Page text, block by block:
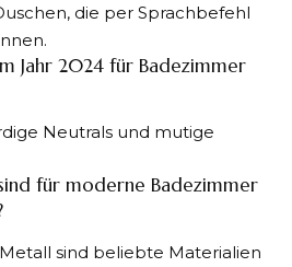
die per Sprachbefehl
Jahr 2024 für Badezimmer
Neutrals und mutige
für moderne Badezimmer
sind beliebte Materialien